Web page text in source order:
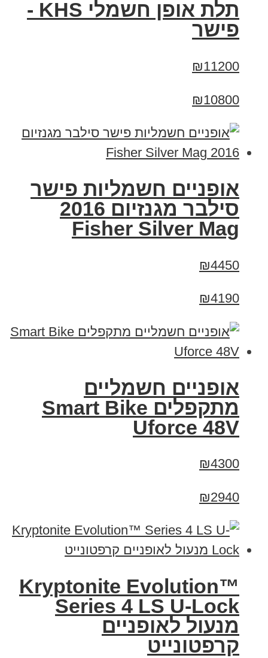
תלת אופן חשמלי KHS -
פישר
₪11200
₪10800
אופניים חשמליות פישר
סילבר מגנזיום 2016
Fisher Silver Mag
₪4450
₪4190
אופניים חשמליים
מתקפלים Smart Bike
Uforce 48V
₪4300
₪2940
Kryptonite Evolution™
Series 4 LS U-Lock
מנעול לאופניים
קרפטונייט